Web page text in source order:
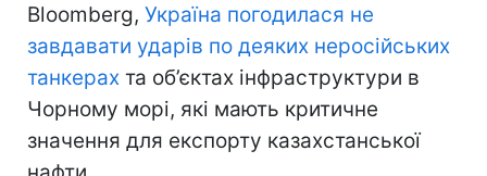
Bloomberg, Україна погодилася не
завдавати ударів по деяких неросійських
танкерах та об’єктах інфраструктури в
Чорному морі, які мають критичне
значення для експорту казахстанської